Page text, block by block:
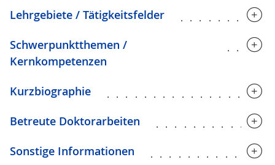
Lehrgebiete / Tätigkeitsfelder
Schwerpunktthemen /
Kernkompetenzen
Kurzbiographie
Betreute Doktorarbeiten
Sonstige Informationen